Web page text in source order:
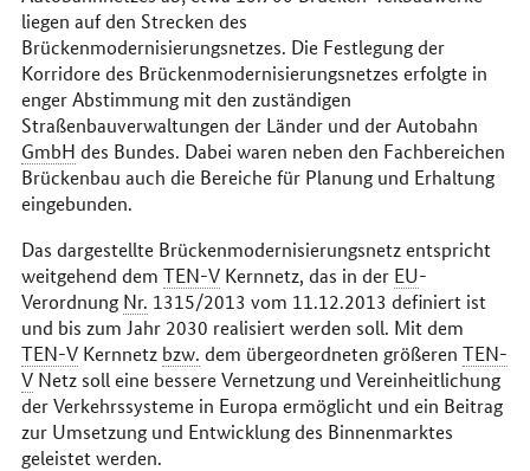
liegen auf den Strecken des
Brückenmodernisierungsnetzes. Die Festlegung der
Korridore des Brückenmodernisierungsnetzes erfolgte in
enger Abstimmung mit den zuständigen
Straßenbauverwaltungen der Länder und der Autobahn
GmbH des Bundes. Dabei waren neben den Fachbereichen
Brückenbau auch die Bereiche für Planung und Erhaltung
eingebunden.
Das dargestellte Brückenmodernisierungsnetz entspricht
weitgehend dem TEN-VKernnetz, das in der EU-
Verordnung Nr. 1315/2013 vom 11.12.2013 definiert ist
und bis zum Jahr 2030 realisiert werden soll. Mit dem
TEN-VKernnetz bzw. dem übergeordneten größeren TEN-
VNetz soll eine bessere Vernetzung und Vereinheitlichung
der Verkehrssysteme in Europa ermöglicht und ein Beitrag
zur Umsetzung und Entwicklung des Binnenmarktes
geleistet werden.